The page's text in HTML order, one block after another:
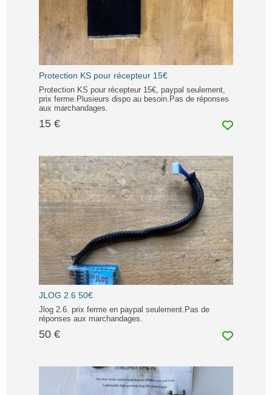
Protection KS pour récepteur 15€
Protection KS pour récepteur 15€, paypal seulement,
prix ferme.Plusieurs dispo au besoin.Pas de réponses
aux marchandages.
15 €
JLOG 2.6 50€
Jlog 2.6. prix ferme en paypal seulement.Pas de
réponses aux marchandages.
50 €